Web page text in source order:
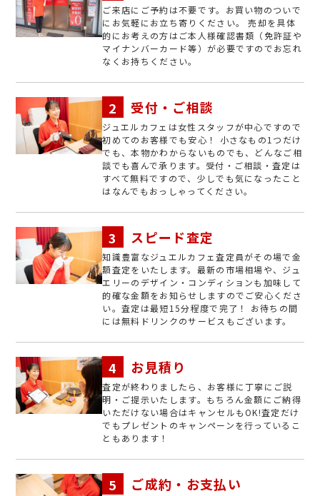
ご来店にご予約は不要です。お買い物のついで
にお気軽にお立ち寄りください。 売却を具体
的にお考えの方はご本人様確認書類（免許証や
マイナンバーカード等）が必要ですのでお忘れ
なくお持ちください。
受付・ご相談
ジュエルカフェは女性スタッフが中心ですので
初めてのお客様でも安心！ 小さなもの1つだけ
でも、本物かわからないものでも、どんなご相
談でも喜んで承ります。受付・ご相談・査定は
すべて無料ですので、少しでも気になったこと
はなんでもおっしゃってください。
スピード査定
知識豊富なジュエルカフェ査定員がその場で金
額査定をいたします。最新の市場相場や、ジュ
エリーのデザイン・コンディションも加味して
的確な金額をお知らせしますのでご安心くださ
い。査定は最短15分程度で完了！ お待ちの間
には無料ドリンクのサービスもございます。
お見積り
査定が終わりましたら、お客様に丁寧にご説
明・ご提示いたします。もちろん金額にご納得
いただけない場合はキャンセルもOK!査定だけ
でもプレゼントのキャンペーンを行っているこ
ともあります！
ご成約・お支払い